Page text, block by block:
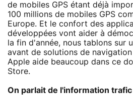
de mobiles GPS étant déjà
100 millions de mobiles GPS
Europe. Et le confort des
développées vont aider à
la fin d'année, nous tablons sur
avant de solutions de
Apple aide beaucoup dans ce
Store.
On parlait de l'information